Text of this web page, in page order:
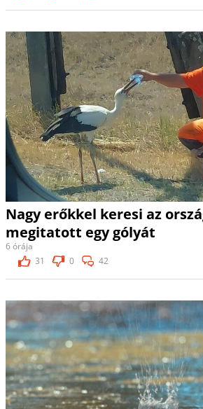
Nagy erőkkel keresi az
megitatott egy gólyát
6 órája
31
0 42